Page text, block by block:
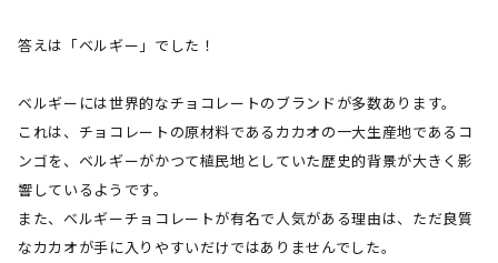
答えは「ベルギー」でした！
ベルギーには世界的なチョコレートのブランドが多数あります。
これは、チョコレートの原材料であるカカオの一大生産地であるコ
ンゴを、ベルギーがかつて植民地としていた歴史的背景が大きく影
響しているようです。
また、ベルギーチョコレートが有名で人気がある理由は、ただ良質
なカカオが手に入りやすいだけではありませんでした。